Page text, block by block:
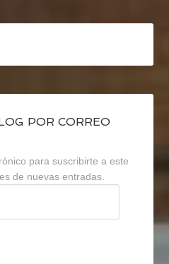
POR CORREO
para suscribirte a este
de nuevas entradas.